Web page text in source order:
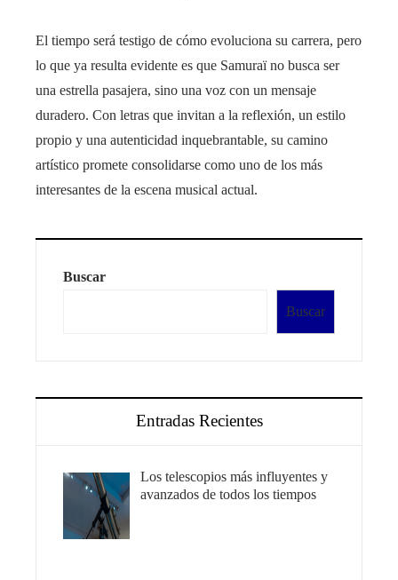
El tiempo será testigo de cómo evoluciona su carrera, pero
lo que ya resulta evidente es que Samuraï no busca ser
una estrella pasajera, sino una voz con un mensaje
duradero. Con letras que invitan a la reflexión, un estilo
propio y una autenticidad inquebrantable, su camino
artístico promete consolidarse como uno de los más
interesantes de la escena musical actual.
Buscar
Buscar
Entradas Recientes
Los telescopios más influyentes y
avanzados de todos los tiempos